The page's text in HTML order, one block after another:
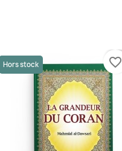
Hors stock favorite_border